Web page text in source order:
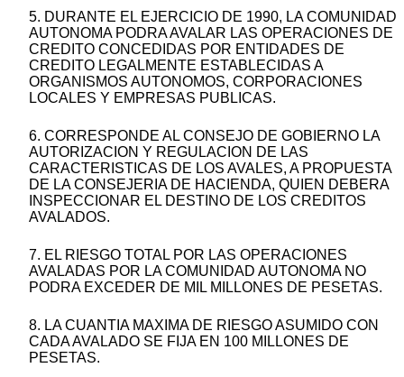
5. DURANTE EL EJERCICIO DE 1990, LA COMUNIDAD
AUTONOMA PODRA AVALAR LAS OPERACIONES DE
CREDITO CONCEDIDAS POR ENTIDADES DE
CREDITO LEGALMENTE ESTABLECIDAS A
ORGANISMOS AUTONOMOS, CORPORACIONES
LOCALES Y EMPRESAS PUBLICAS.
6. CORRESPONDE AL CONSEJO DE GOBIERNO LA
AUTORIZACION Y REGULACION DE LAS
CARACTERISTICAS DE LOS AVALES, A PROPUESTA
DE LA CONSEJERIA DE HACIENDA, QUIEN DEBERA
INSPECCIONAR EL DESTINO DE LOS CREDITOS
AVALADOS.
7. EL RIESGO TOTAL POR LAS OPERACIONES
AVALADAS POR LA COMUNIDAD AUTONOMA NO
PODRA EXCEDER DE MIL MILLONES DE PESETAS.
8. LA CUANTIA MAXIMA DE RIESGO ASUMIDO CON
CADA AVALADO SE FIJA EN 100 MILLONES DE
PESETAS.